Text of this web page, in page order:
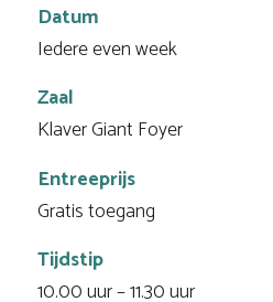
Datum
Iedere even week
Zaal
Klaver Giant Foyer
Entreeprijs
Gratis toegang
Tijdstip
10.00 uur – 11.30 uur